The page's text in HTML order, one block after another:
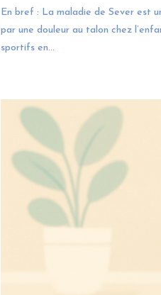
En bref : La maladie de Sever est
par une douleur au talon chez
sportifs en...